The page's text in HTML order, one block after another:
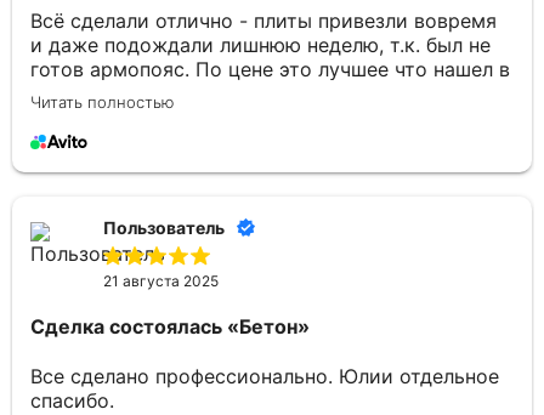
Всё сделали отлично - плиты привезли вовремя
и даже подождали лишнюю неделю, т.к. был не
готов армопояс. По цене это лучшее что нашел в
Брянске. Отдельное спасибо Юлии за
доставки.
Читать полностью
Пользователь
21 августа 2025
Сделка состоялась «Бетон»
Все сделано профессионально. Юлии отдельное
спасибо.